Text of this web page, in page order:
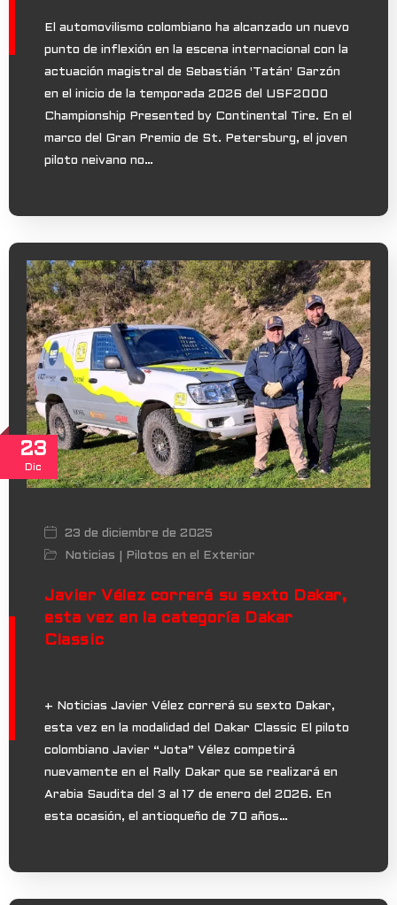
El automovilismo colombiano ha alcanzado un nuevo
punto de inflexión en la escena internacional con la
actuación magistral de Sebastián 'Tatán' Garzón
en el inicio de la temporada 2026 del USF2000
Championship Presented by Continental Tire. En el
marco del Gran Premio de St. Petersburg, el joven
piloto neivano no…
23
Dic
23 de diciembre de 2025
Noticias
Pilotos en el Exterior
Javier Vélez correrá su sexto Dakar,
esta vez en la categoría Dakar
Classic
+ Noticias Javier Vélez correrá su sexto Dakar,
esta vez en la modalidad del Dakar Classic El piloto
colombiano Javier “Jota” Vélez competirá
nuevamente en el Rally Dakar que se realizará en
Arabia Saudita del 3 al 17 de enero del 2026. En
esta ocasión, el antioqueño de 70 años…